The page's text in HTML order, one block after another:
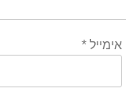
אימייל*